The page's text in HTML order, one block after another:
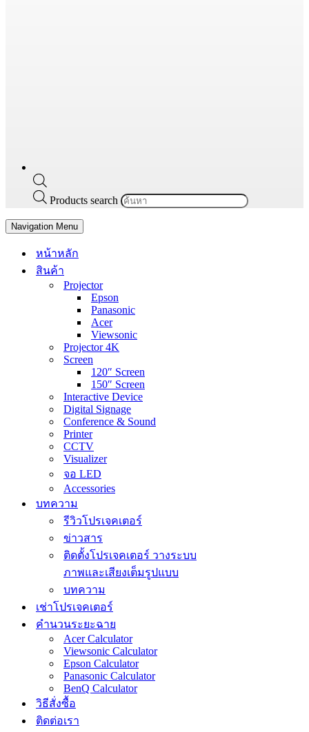
Products search
Navigation Menu
หน้าหลัก
สินค้า
Projector
Epson
Panasonic
Acer
Viewsonic
Projector 4K
Screen
120″ Screen
150″ Screen
Interactive Device
Digital Signage
Conference & Sound
Printer
CCTV
Visualizer
จอ LED
Accessories
บทความ
รีวิวโปรเจคเตอร์
ข่าวสาร
ติดตั้งโปรเจคเตอร์ วางระบบ
ภาพและเสียงเต็มรูปแบบ
บทความ
เช่าโปรเจคเตอร์
คำนวนระยะฉาย
Acer Calculator
Viewsonic Calculator
Epson Calculator
Panasonic Calculator
BenQ Calculator
วิธีสั่งซื้อ
ติดต่อเรา